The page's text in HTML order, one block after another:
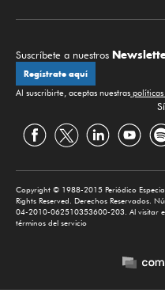
Suscríbete a nuestros
Regístrate aquí
Al suscribirte, aceptas nuestras
Copyright © 1988-2015 Periódico
Rights Reserved. Derechos Reservados.
04-2010-062510353600-203. Al visitar
términos del servicio